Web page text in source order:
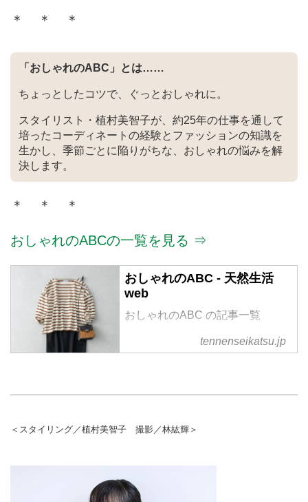
＊ ＊ ＊
「おしゃれのABC」とは……
ちょっとしたコツで、ぐっとおしゃれに。
スタイリスト・植村美智子が、約25年の仕事を通して
培ったコーディネートの経験とファッションの知識を
生かし、季節ごとに陥りがちな、おしゃれの悩みを解
決します。
＊ ＊ ＊
おしゃれのABCの一覧を見る ⇒
おしゃれのABC - 天然生活
web
おしゃれのABC の記事一覧
tennenseikatsu.jp
＜スタイリング／植村美智子 撮影／林紘輝＞